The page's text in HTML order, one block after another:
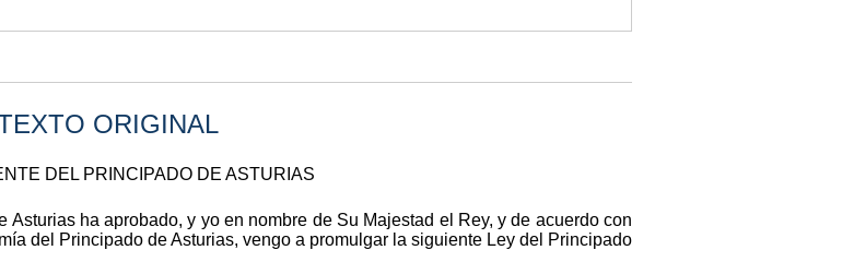
ORIGINAL
DEL PRINCIPADO DE ASTURIAS
ha aprobado, y yo en nombre de Su Majestad el Rey, y de acuerdo con
del Principado de Asturias, vengo a promulgar la siguiente Ley del Principado